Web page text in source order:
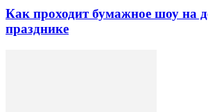
Как проходит бумажное шоу на
празднике